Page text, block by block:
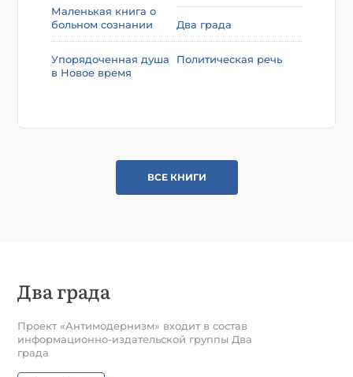
Маленькая книга о
больном сознании
Упорядоченная душа
в Новое время​
Два града
Политическая речь
ВСЕ КНИГИ
Два града
Проект «Антимодернизм» входит в состав
информационно-издательской группы Два
града